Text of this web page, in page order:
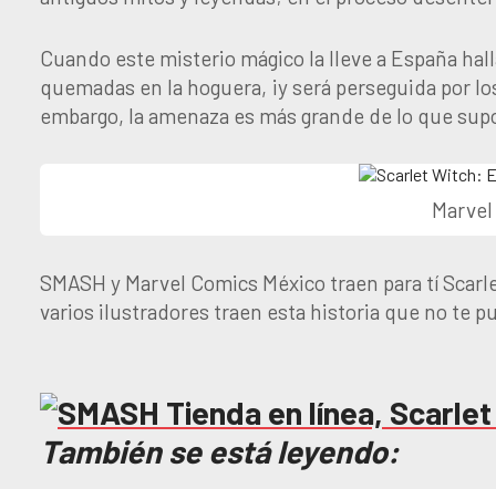
Cuando este misterio mágico la lleve a España
quemadas en la hoguera, ¡y será perseguida por
embargo, la amenaza es más grande de lo que
SMASH y Marvel Comics México traen para tí
varios ilustradores traen esta historia que no te
También se está leyendo: